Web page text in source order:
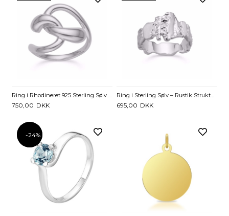
Ring i Rhodineret 925 Sterling Sølv med Flettet Design
750,00 DKK
Ring i Sterling Sølv – Rustik Struktur Design
695,00 DKK
-24%
-24%